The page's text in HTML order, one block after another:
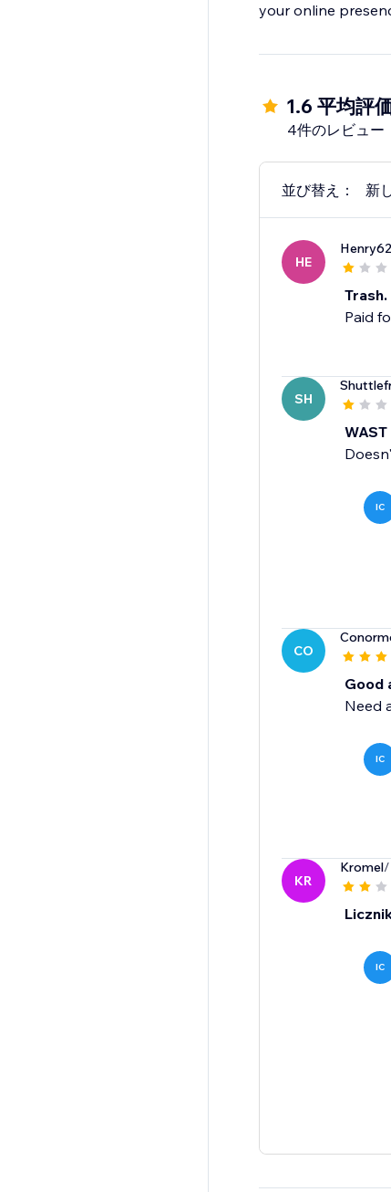
your online
1.6 平均評
4件のレビュー
並び替え： 新
HE
Trash.
Paid
SH
WAST
IC
CO
Good
Need
IC
KR
Kromel/
IC